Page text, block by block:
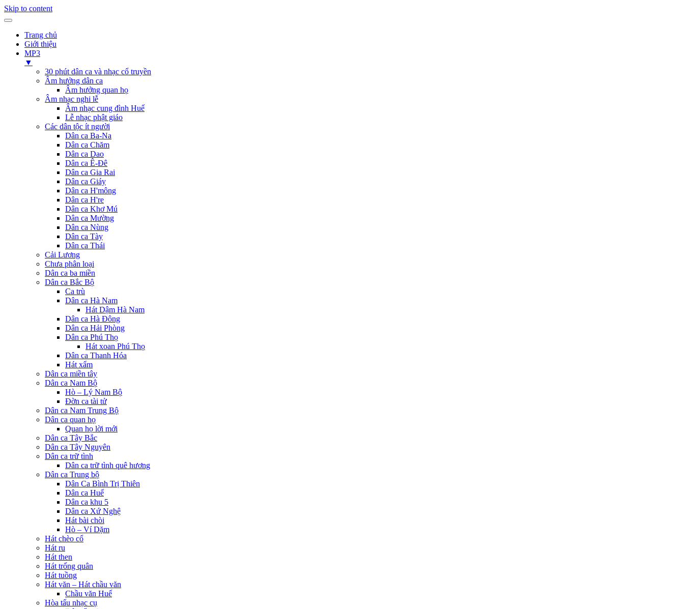
Skip to content
Trang chủ
Giới thiệu
MP3
▼
30 phút dân ca và nhạc cổ truyền
Âm hưởng dân ca
Âm hưởng quan họ
Âm nhạc nghi lễ
Âm nhạc cung đình Huế
Lễ nhạc phật giáo
Các dân tộc ít người
Dân ca Ba-Na
Dân ca Chăm
Dân ca Dao
Dân ca Ê-Đê
Dân ca Gia Rai
Dân ca Giáy
Dân ca H'mông
Dân ca H're
Dân ca Khơ Mú
Dân ca Mường
Dân ca Nùng
Dân ca Tày
Dân ca Thái
Cải Lương
Chưa phân loại
Dân ca ba miền
Dân ca Bắc Bộ
Ca trù
Dân ca Hà Nam
Hát Dậm Hà Nam
Dân ca Hà Đông
Dân ca Hải Phòng
Dân ca Phú Thọ
Hát xoan Phú Thọ
Dân ca Thanh Hóa
Hát xẩm
Dân ca miền tây
Dân ca Nam Bộ
Hò – Lý Nam Bộ
Đờn ca tài tử
Dân ca Nam Trung Bộ
Dân ca quan họ
Quan họ lời mới
Dân ca Tây Bắc
Dân ca Tây Nguyên
Dân ca trữ tình
Dân ca trữ tình quê hương
Dân ca Trung bộ
Dân Ca Bình Trị Thiên
Dân ca Huế
Dân ca khu 5
Dân ca Xứ Nghệ
Hát bài chòi
Hò – Ví Dặm
Hát chèo cổ
Hát ru
Hát then
Hát trống quân
Hát tuồng
Hát văn – Hát chầu văn
Chầu văn Huế
Hòa tấu nhạc cụ